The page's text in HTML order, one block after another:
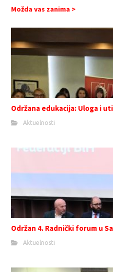
Možda vas zanima >
Održana edukacija: Uloga i
Aktuelnosti
Održan 4. Radnički forum u
Aktuelnosti